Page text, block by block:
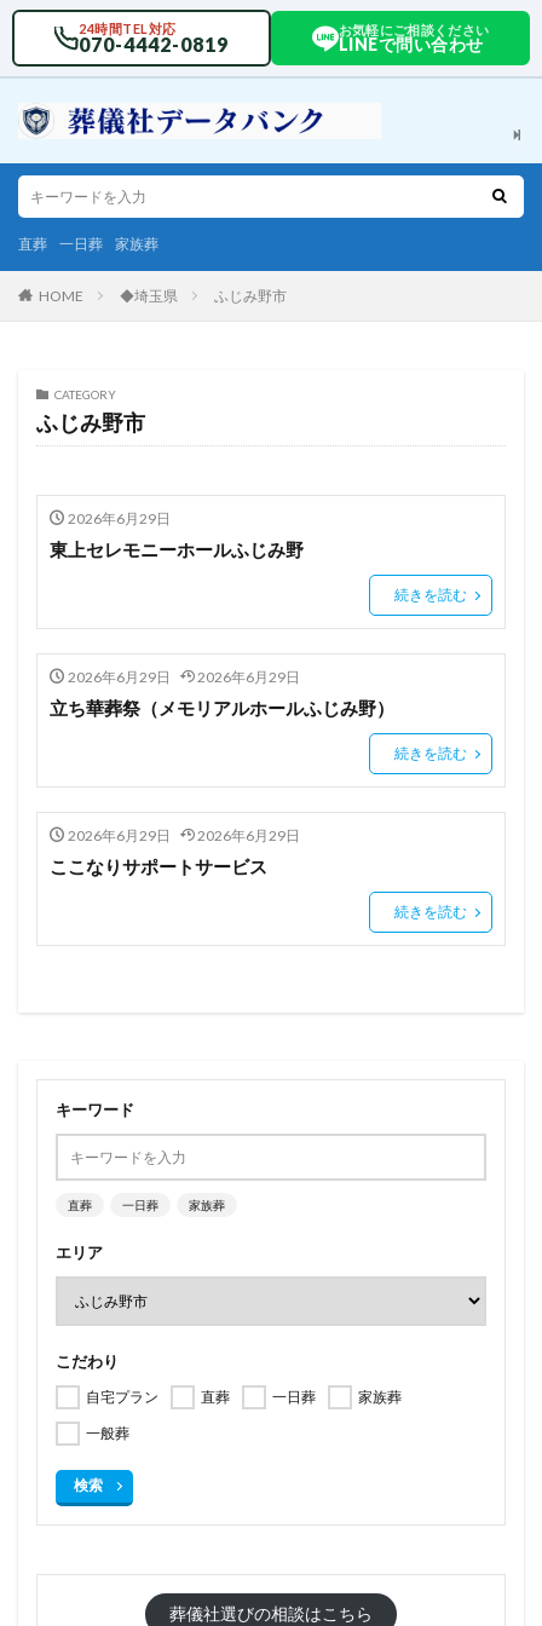
24時間TEL対応
070-4442-0819
お気軽にご相談ください
LINEで問い合わせ
直葬 一日葬 家族葬
HOME ◆埼玉県 ふじみ野市
CATEGORY
ふじみ野市
2026年6月29日
東上セレモニーホールふじみ野
続きを読む
2026年6月29日 2026年6月29日
立ち華葬祭（メモリアルホールふじみ野）
続きを読む
2026年6月29日 2026年6月29日
ここなりサポートサービス
続きを読む
キーワード
直葬 一日葬 家族葬
エリア
こだわり
自宅プラン 直葬 一日葬
家族葬
一般葬
検索
葬儀社選びの相談はこちら